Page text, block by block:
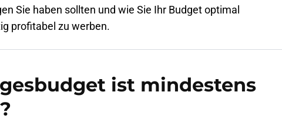
Sie haben sollten und wie Sie Ihr Budget optimal
profitabel zu werben.
ist mindestens